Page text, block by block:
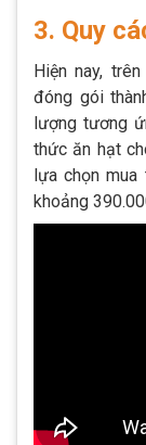
3. Quy
Hiện nay,
đóng gói
lượng tương
thức ăn hạt
lựa chọn
khoảng